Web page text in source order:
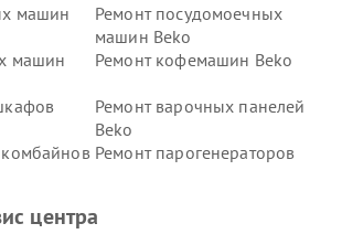
машин
Ремонт посудомоечных
машин Beko
машин
Ремонт кофемашин Beko
Ремонт варочных панелей
Beko
Ремонт парогенераторов
Beko Ремонт морозильных камер
центра